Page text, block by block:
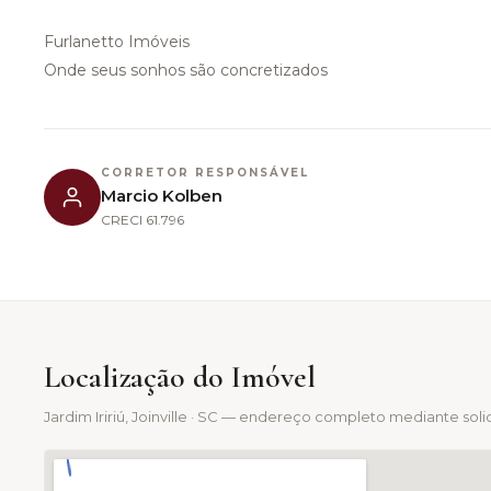
Furlanetto Imóveis
Onde seus sonhos são concretizados
CORRETOR RESPONSÁVEL
Marcio Kolben
CRECI 61.796
Localização do Imóvel
Jardim Iririú , Joinville · SC — endereço completo mediante